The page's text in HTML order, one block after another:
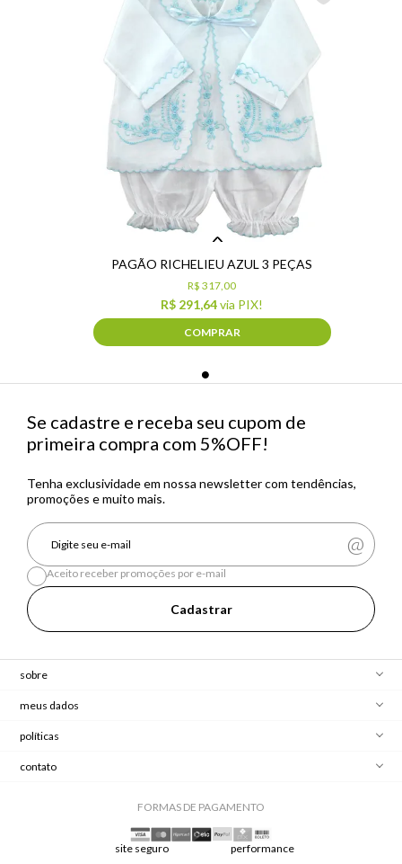
PAGÃO RICHELIEU AZUL 3 PEÇAS
R$ 291,64via PIX!
R$ 317,00
COMPRAR
Se cadastre e receba seu cupom de
primeira compra com 5%OFF!
Tenha exclusividade em nossa newsletter com tendências,
promoções e muito mais.
Cadastrar
Aceito receber promoções por e-mail
sobre
meus dados
políticas
contato
FORMAS DE PAGAMENTO
site seguro performance